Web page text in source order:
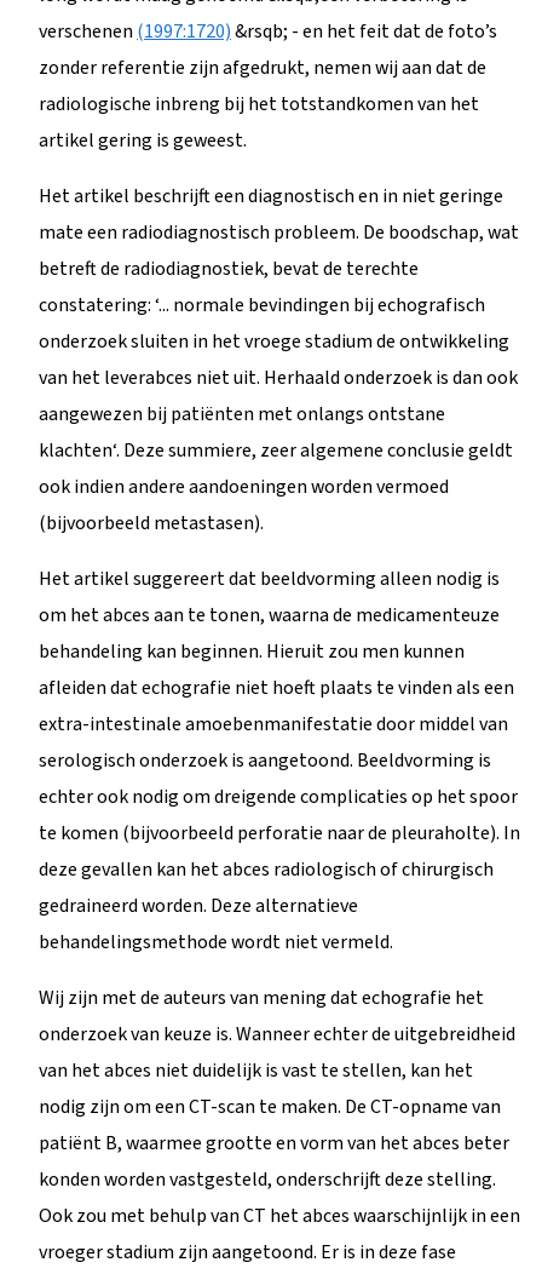
verschenen(1997:1720)&rsqb; - en het feit dat de foto’s
zonder referentie zijn afgedrukt, nemen wij aan dat de
radiologische inbreng bij het totstandkomen van het
artikel gering is geweest.
Het artikel beschrijft een diagnostisch en in niet geringe
mate een radiodiagnostisch probleem. De boodschap, wat
betreft de radiodiagnostiek, bevat de terechte
constatering: ‘... normale bevindingen bij echografisch
onderzoek sluiten in het vroege stadium de ontwikkeling
van het leverabces niet uit. Herhaald onderzoek is dan ook
aangewezen bij patiënten met onlangs ontstane
klachten‘. Deze summiere, zeer algemene conclusie geldt
ook indien andere aandoeningen worden vermoed
(bijvoorbeeld metastasen).
Het artikel suggereert dat beeldvorming alleen nodig is
om het abces aan te tonen, waarna de medicamenteuze
behandeling kan beginnen. Hieruit zou men kunnen
afleiden dat echografie niet hoeft plaats te vinden als een
extra-intestinale amoebenmanifestatie door middel van
serologisch onderzoek is aangetoond. Beeldvorming is
echter ook nodig om dreigende complicaties op het spoor
te komen (bijvoorbeeld perforatie naar de pleuraholte). In
deze gevallen kan het abces radiologisch of chirurgisch
gedraineerd worden. Deze alternatieve
behandelingsmethode wordt niet vermeld.
Wij zijn met de auteurs van mening dat echografie het
onderzoek van keuze is. Wanneer echter de uitgebreidheid
van het abces niet duidelijk is vast te stellen, kan het
nodig zijn om een CT-scan te maken. De CT-opname van
patiënt B, waarmee grootte en vorm van het abces beter
konden worden vastgesteld, onderschrijft deze stelling.
Ook zou met behulp van CT het abces waarschijnlijk in een
vroeger stadium zijn aangetoond. Er is in deze fase